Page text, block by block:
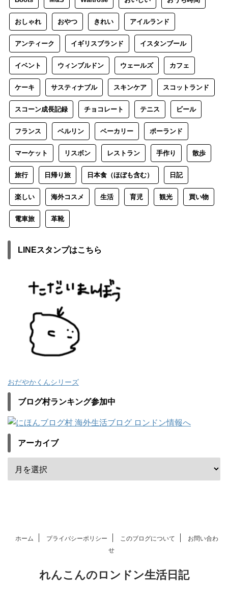
おしゃれ おやつ きれい アイルランド
アンティーク イギリスブランド イスタンブール
イベント ウィンブルドン ウェールズ カフェ
ケーキ サスティナブル スキンケア スコットランド
スコーン成長記録 チョコレート テニス ビール
フランス ベルリン ベーカリー ポーランド
マーケット リスボン レストラン 手作り 散歩
旅行 日帰り旅 日本食（ほぼも含む） 日記
楽しい 海外コスメ 生活 育児 観光 買い物
電車旅 革靴
LINEスタンプはこちら
おだやかくんシリーズ
ブログ村ランキング参加中
アーカイブ
ホーム プライバシーポリシー このブログについて
お問い合わ
せ
れんこんのロンドン生活日記